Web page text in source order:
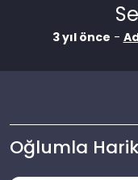
3 yıl önce -
Oğlumla